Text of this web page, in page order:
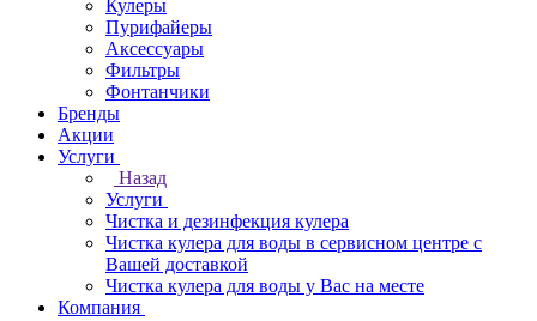
Кулеры
Пурифайеры
Аксессуары
Фильтры
Фонтанчики
Бренды
Акции
Услуги
Назад
Услуги
Чистка и дезинфекция кулера
Чистка кулера для воды в сервисном центре с
Вашей доставкой
Чистка кулера для воды у Вас на месте
Компания